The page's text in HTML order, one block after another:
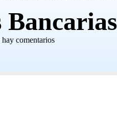
comentarios